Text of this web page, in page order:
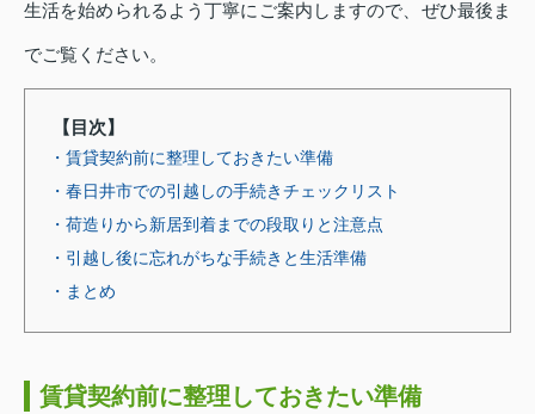
生活を始められるよう丁寧にご案内しますので、ぜひ最後ま
でご覧ください。
【目次】
・賃貸契約前に整理しておきたい準備
・春日井市での引越しの手続きチェックリスト
・荷造りから新居到着までの段取りと注意点
・引越し後に忘れがちな手続きと生活準備
・まとめ
賃貸契約前に整理しておきたい準備